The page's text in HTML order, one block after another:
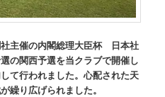
主催の内閣総理大臣杯 日本社
の関西予選を当クラブで開催し
て行われました。心配された天
繰り広げられました。